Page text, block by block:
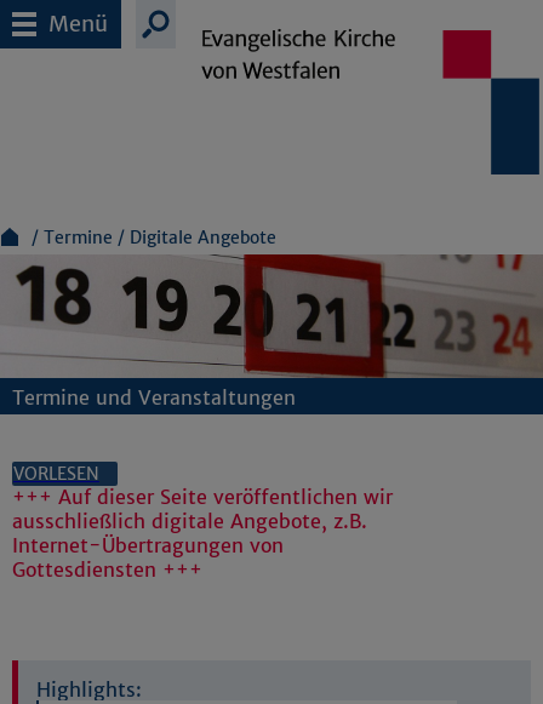
Menü
Termine Digitale Angebote
Termine und Veranstaltungen
VORLESEN
+++ Auf dieser Seite veröffentlichen wir
ausschließlich digitale Angebote, z.B.
Internet-Übertragungen von
Gottesdiensten +++
Highlights: